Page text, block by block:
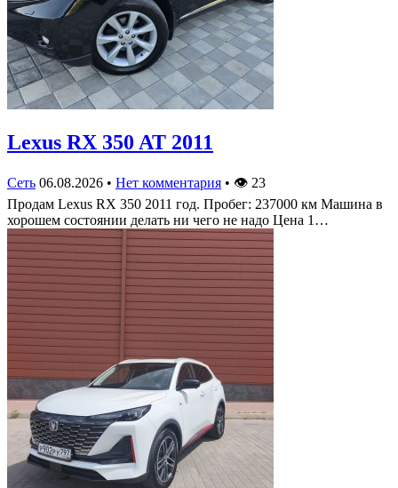
Lexus RX 350 AT 2011
Сеть 06.08.2026 • Нет комментария • 👁 23
Продам Lexus RX 350 2011 год. Пробег: 237000 км Машина в
хорошем состоянии делать ни чего не надо Цена 1…